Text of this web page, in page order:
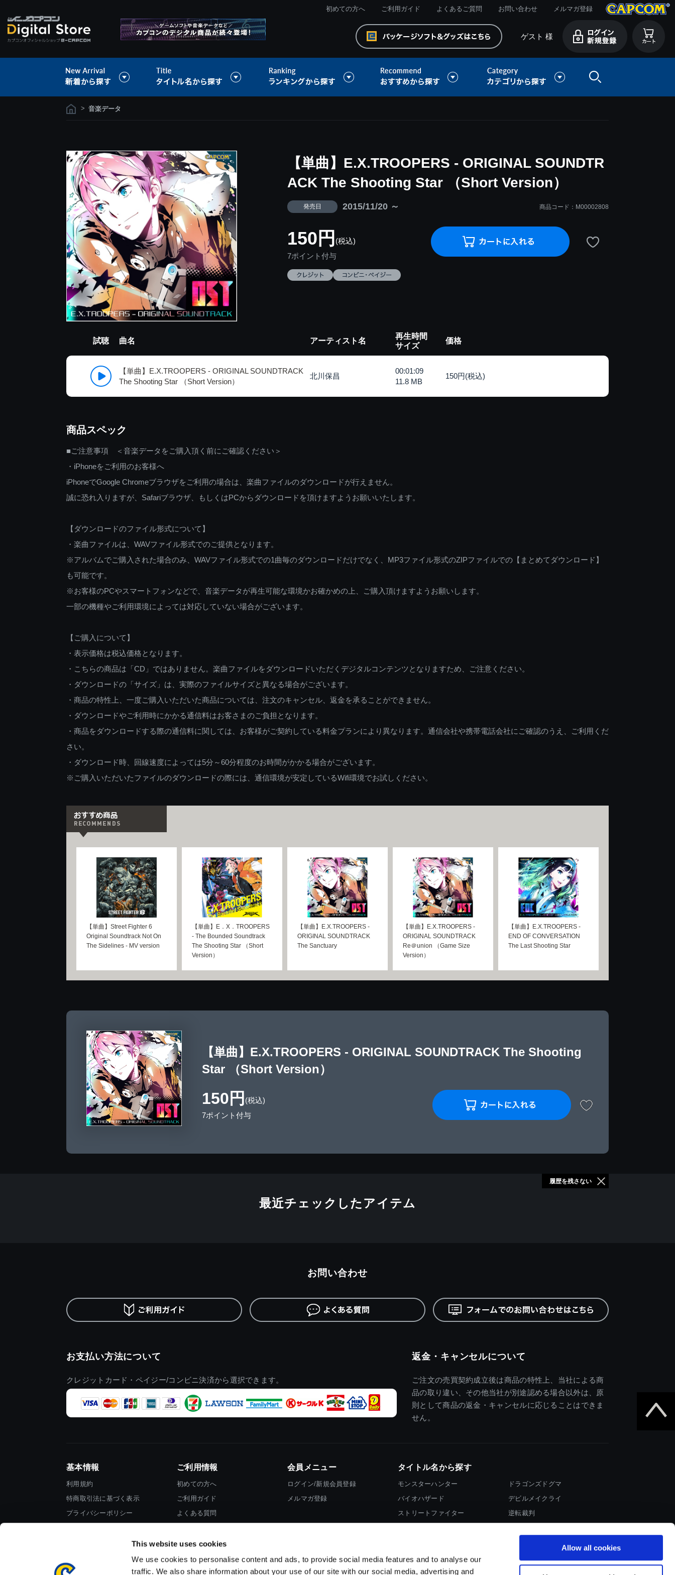
This website uses cookies
We use cookies to personalise content and ads, to provide social media features and to analyse our
traffic. We also share information about your use of our site with our social media, advertising and
Allow all cookies
初めての方へ ご利用ガイド よくあるご質問 お問い合わせ メルマガ登録
ゲスト 様
> 音楽データ
【単曲】E.X.TROOPERS - ORIGINAL SOUNDTR
ACK The Shooting Star （Short Version）
発売日 2015/11/20 ～ 商品コード：M00002808
150円 (税込)
7ポイント付与
試聴 曲名 アーティスト名
再生時間
サイズ
価格
【単曲】E.X.TROOPERS - ORIGINAL SOUNDTRACK
The Shooting Star （Short Version）
北川保昌
00:01:09
11.8 MB
150円(税込)
商品スペック
■ご注意事項 ＜音楽データをご購入頂く前にご確認ください＞
・iPhoneをご利用のお客様へ
iPhoneでGoogle Chromeブラウザをご利用の場合は、楽曲ファイルのダウンロードが行えません。
誠に恐れ入りますが、Safariブラウザ、もしくはPCからダウンロードを頂けますようお願いいたします。
【ダウンロードのファイル形式について】
・楽曲ファイルは、WAVファイル形式でのご提供となります。
※アルバムでご購入された場合のみ、WAVファイル形式での1曲毎のダウンロードだけでなく、MP3ファイル形式のZIPファイルでの【まとめてダウンロード】
も可能です。
※お客様のPCやスマートフォンなどで、音楽データが再生可能な環境かお確かめの上、ご購入頂けますようお願いします。
一部の機種やご利用環境によっては対応していない場合がございます。
【ご購入について】
・表示価格は税込価格となります。
・こちらの商品は「CD」ではありません。楽曲ファイルをダウンロードいただくデジタルコンテンツとなりますため、ご注意ください。
・ダウンロードの「サイズ」は、実際のファイルサイズと異なる場合がございます。
・商品の特性上、一度ご購入いただいた商品については、注文のキャンセル、返金を承ることができません。
・ダウンロードやご利用時にかかる通信料はお客さまのご負担となります。
・商品をダウンロードする際の通信料に関しては、お客様がご契約している料金プランにより異なります。通信会社や携帯電話会社にご確認のうえ、ご利用くだ
さい。
・ダウンロード時、回線速度によっては5分～60分程度のお時間がかかる場合がございます。
※ご購入いただいたファイルのダウンロードの際には、通信環境が安定しているWifi環境でお試しください。
【単曲】Street Fighter 6
Original Soundtrack Not On
The Sidelines - MV version
【単曲】E．X．TROOPERS
- The Bounded Soundtrack
The Shooting Star （Short
Version）
【単曲】E.X.TROOPERS -
ORIGINAL SOUNDTRACK
The Sanctuary
【単曲】E.X.TROOPERS -
ORIGINAL SOUNDTRACK
Re＠union （Game Size
Version）
【単曲】E.X.TROOPERS -
END OF CONVERSATION
The Last Shooting Star
【単曲】E.X.TROOPERS - ORIGINAL SOUNDTRACK The Shooting
Star （Short Version）
150円 (税込)
7ポイント付与
最近チェックしたアイテム
履歴を残さない
お支払い方法について
クレジットカード・ペイジー/コンビニ決済から選択できます。
返金・キャンセルについて
ご注文の売買契約成立後は商品の特性上、当社による商
品の取り違い、その他当社が別途認める場合以外は、原
則として商品の返金・キャンセルに応じることはできま
せん。
お問い合わせ
基本情報
利用規約
特商取引法に基づく表示
プライバシーポリシー
ご利用情報
初めての方へ
ご利用ガイド
よくある質問
会員メニュー
ログイン/新規会員登録
メルマガ登録
タイトル名から探す
モンスターハンター
バイオハザード
ストリートファイター
ドラゴンズドグマ
デビルメイクライ
逆転裁判